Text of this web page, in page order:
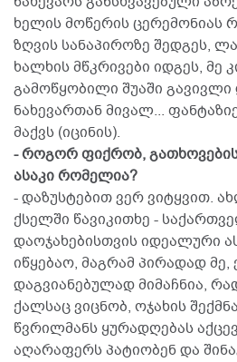
ხელის მოწერის ცერემონიას
ზღვის სანაპიროზე შედგეს,
ხალხის მწკრივები იდგეს, მე
გამოწყობილი შუაში
ნახევართან მივალ...
მაქვს (იცინის).
- როგორ ფიქრობ,
ასაკი რომელია?
- დაზუსტებით ვერ ვიტყვით.
ქსელში წავიკითხე -
დაოჯახებისთვის იდეალური
იწყებაო, მაგრამ პირადად მე,
დაგვიანებულად მიმაჩნია,
ქალსაც ვიცნობ, ოჯახის
წვრილმანს ყურადღებას
აღარაფერს პატიობენ და